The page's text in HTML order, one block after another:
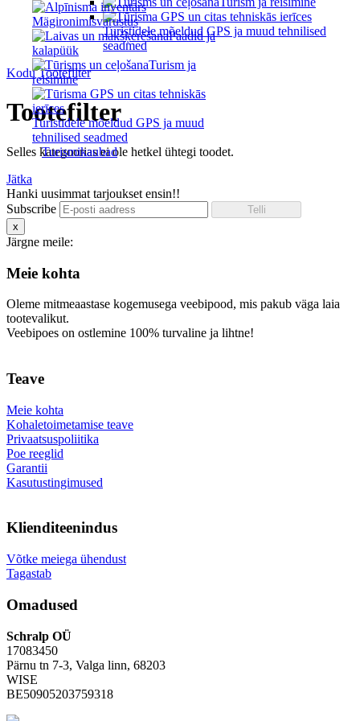
Mägironimisvarustus
Paadid ja
kalapüük
Turism ja
reisimine
Turistidele mõeldud GPS ja muud
tehnilised seadmed
Turismikaubad
Turistidele mõeldud GPS ja muud tehnilised
seadmed
Kodu Tootefilter
Tootefilter
Selles kategoorias ei ole hetkel ühtegi toodet.
Jätka
Hanki uusimmat tarjoukset ensin!!
Subscribe
x
Järgne meile:
Meie kohta
Oleme mitmeaastase kogemusega veebipood, mis pakub väga laia
tootevalikut.
Veebipoes on ostlemine 100% turvaline ja lihtne!
Teave
Meie kohta
Kohaletoimetamise teave
Privaatsuspoliitika
Poe reeglid
Garantii
Kasutustingimused
Klienditeenindus
Võtke meiega ühendust
Tagastab
Omadused
Schralp OÜ
17083450
Pärnu tn 7-3, Valga linn, 68203
WISE
BE50905203759318